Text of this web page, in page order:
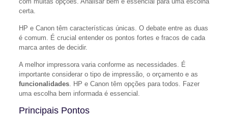
certa.
HP e Canon têm características únicas. O debate entre as duas
é comum. É crucial entender os pontos fortes e fracos de cada
marca antes de decidir.
A melhor impressora varia conforme as necessidades. É
importante considerar o tipo de impressão, o orçamento e as
funcionalidades. HP e Canon têm opções para todos. Fazer
uma escolha bem informada é essencial.
Principais Pontos